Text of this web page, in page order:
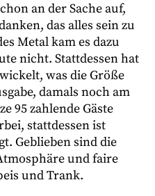
an der Sache auf,
das alles sein zu
Metal kam es dazu
nicht. Stattdessen hat
was die Größe
damals noch am
95 zahlende Gäste
stattdessen ist
Geblieben sind die
und faire
und Trank.